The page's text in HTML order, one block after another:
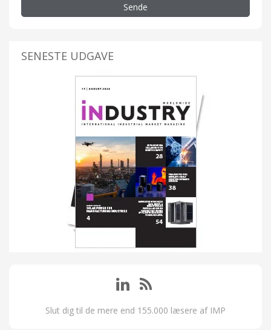
Sende
SENESTE UDGAVE
Slut dig til de mere end 155.000 læsere af IMP